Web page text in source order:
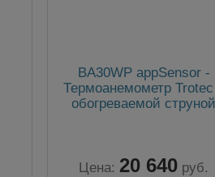
BA30WP appSensor -
Термоанемометр
обогреваемой
Цена: 20 640 руб.